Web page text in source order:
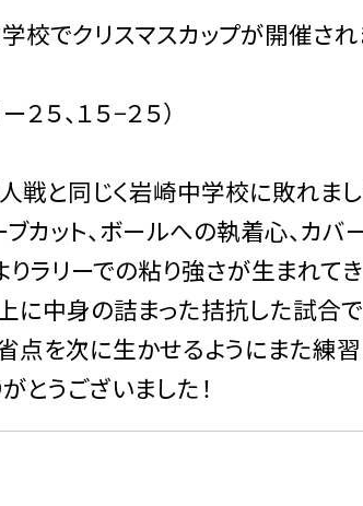
校でクリスマスカップが開催され
５、１５−２５）
戦と同じく岩崎中学校に敗れまし
ブカット、ボールへの執着心、カ
りラリーでの粘り強さが生まれて
に中身の詰まった拮抗した試合で
点を次に生かせるようにまた練習
とうございました！